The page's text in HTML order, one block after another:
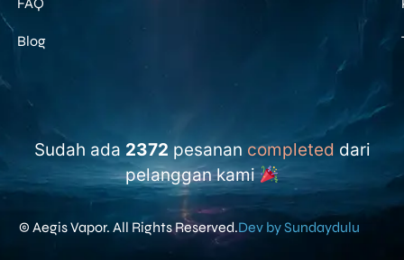
Blog
Sudah ada 2372 pesanan completed dari
pelanggan kami
© Aegis Vapor. All Rights Reserved.Dev by Sundaydulu